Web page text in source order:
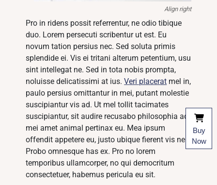
Align right
Pro in ridens possit referrentur, ne odio tibique
duo. Lorem persecuti scribentur ut est. Eu
novum tation persius nec. Sed soluta primis
splendide ei. Vis ei tritani alterum petentium, usu
sint intellegat ne. Sed in tota nobis prompta,
noluisse delicatissimi at ius.Veri placerat mel in,
paulo persius omittantur in mei, putant molestie
suscipiantur vis ad. Ut mel tollit tacimates
suscipiantur, sit audire recusabo philosophia ad,
mei amet animal pertinax eu. Mea ipsum
offendit appetere eu, justo ubique fierent vis ne.
Probo omnesque has ex. Pro no lorem
temporibus ullamcorper, no qui democritum
consectetuer, habemus pericula eu sit.
Buy
Now